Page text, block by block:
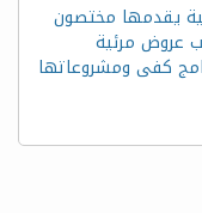
يقدمها مختصون
عروض مرئية
كفى ومشروعاتها